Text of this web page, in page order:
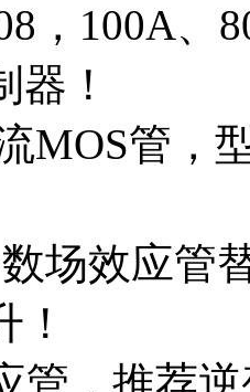
，100A、
器！
MOS管，
场效应管
！